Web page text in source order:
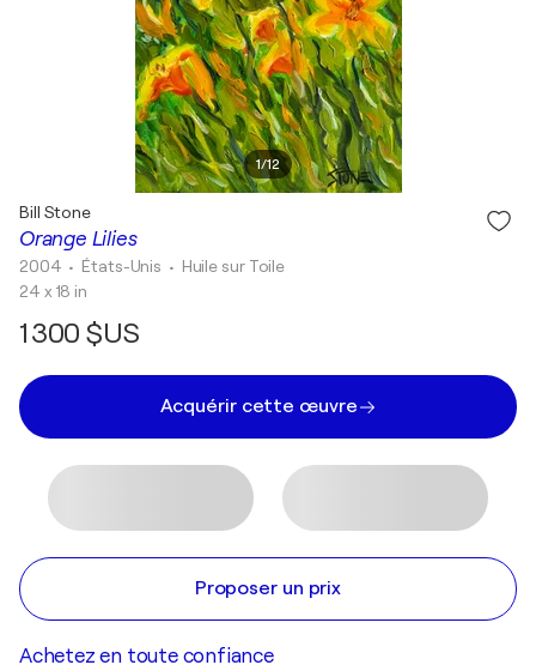
1/12
Orange Lilies
Bill Stone
2004 • États-Unis • Huile sur Toile
24 x 18 in
1 300 $US
Acquérir cette œuvre
Proposer un prix
Achetez en toute confiance